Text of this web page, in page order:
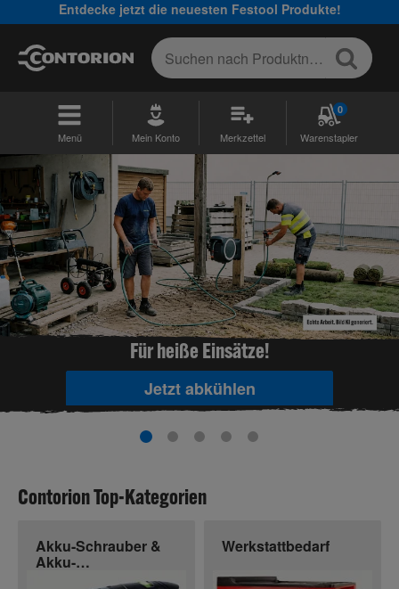
Entdecke jetzt die neuesten Festool Produkte!
Menü Mein Konto Merkzettel
0
Warenstapler
Für heiße Einsätze!
Jetzt abkühlen
Contorion Top-Kategorien
Akku-Schrauber &
Akku-
Bohrschrauber
Werkstattbedarf